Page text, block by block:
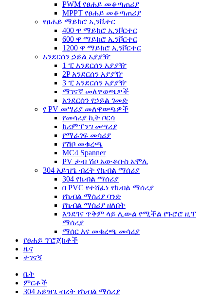
PWM የፀሐይ መቆጣጠሪያ
MPPT የፀሐይ መቆጣጠሪያ
የፀሐይ ማይክሮ ኢንቬተር
400 ዋ ማይክሮ ኢንቮርተር
600 ዋ ማይክሮ ኢንቮርተር
1200 ዋ ማይክሮ ኢንቮርተር
አንደርሰን ኃይል አያያዥ
1 ፒ አንደርሰን አያያዥ
2P አንደርሰን አያያዥ
3 ፒ አንደርሰን አያያዥ
ማገናኛ መለዋወጫዎች
አንደርሰን የኃይል ገመድ
የ PV መሣሪያ መለዋወጫዎች
የመሳሪያ ኪት ቦርሳ
ክሪምፕንግ መሣሪያ
የማራገፍ መሳሪያ
የሽቦ መቁረጫ
MC4 Spanner
PV ታብ ሽቦ አውቶቡስ አሞሌ
304 አይዝጌ ብረት የኬብል ማሰሪያ
304 የኬብል ማሰሪያ
በ PVC የተሸፈነ የኬብል ማሰሪያ
የኬብል ማሰሪያ ባንድ
የኬብል ማሰሪያ ዘለበት
እንደገና ጥቅም ላይ ሊውል የሚችል የጉሮሮ ዚፕ
ማሰሪያ
ማሰር እና መቁረጫ መሳሪያ
የፀሐይ ፕሮጀክቶች
ዜና
ተገናኝ
ቤት
ምርቶች
304 አይዝጌ ብረት የኬብል ማሰሪያ